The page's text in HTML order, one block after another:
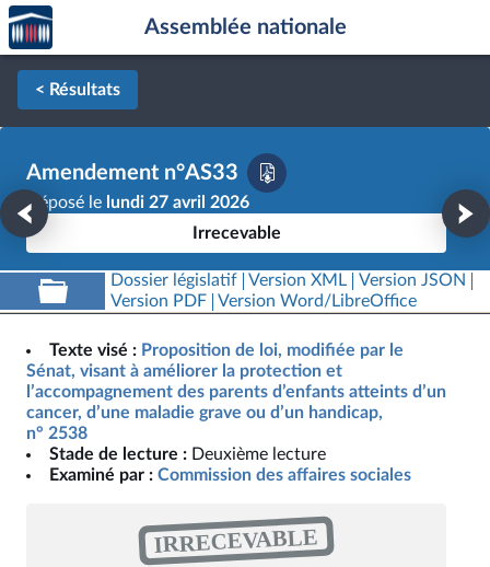
Aller au contenu
Aller en bas de la page
Accèder
à la
page
d'accueil
Assemblée nationale
< Résultats
Amendement n°AS33
Déposé le lundi 27 avril 2026
Irrecevable
Dossier législatif Version XML
Version JSON
Version PDF
Version Word/LibreOffice
Texte visé : Proposition de loi, modifiée par le
Sénat, visant à améliorer la protection et
l’accompagnement des parents d’enfants atteints d’un
cancer, d’une maladie grave ou d’un handicap,
n° 2538
Stade de lecture : Deuxième lecture
Examiné par : Commission des affaires sociales
IRRECEVABLE